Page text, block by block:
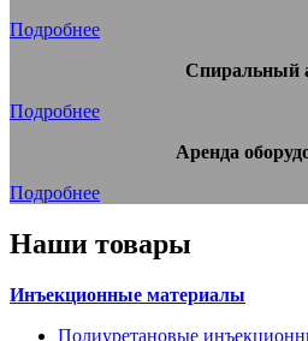
Подробнее
Спиральный
Подробнее
Аренда
Подробнее
Наши товары
Инъекционные материалы
Полиуретановые